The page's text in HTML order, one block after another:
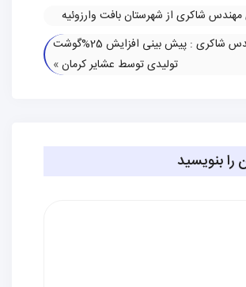
مهندس شاکری از شهرستان بافت وارزوئیه
اقای مهندس شاکری : پیش بینی افزایش 25%گوشت
تولیدی توسط عشایر کرمان»
را بنویسید